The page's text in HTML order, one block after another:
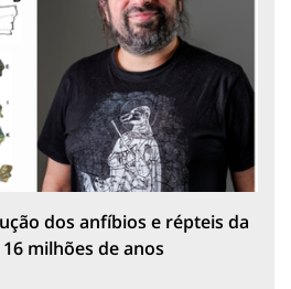
dos anfíbios e répteis da
milhões de anos